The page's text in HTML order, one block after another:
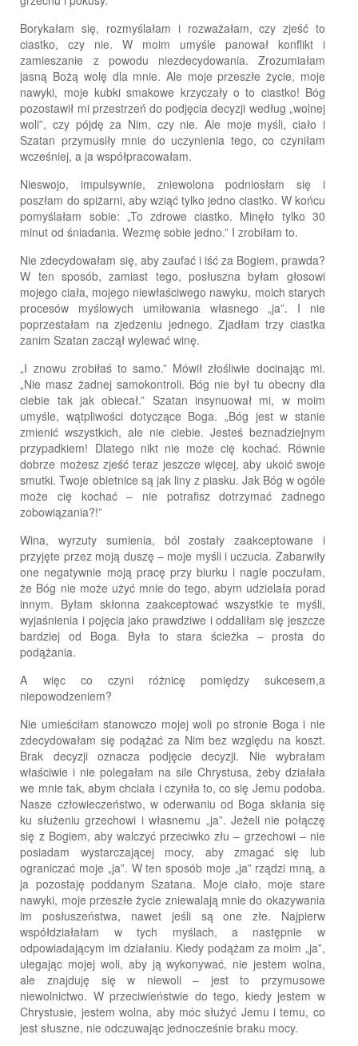
Borykałam się, rozmyślałam i rozważałam, czy zjeść to
ciastko, czy nie. W moim umyśle panował konflikt i
zamieszanie z powodu niezdecydowania. Zrozumiałam
jasną Bożą wolę dla mnie. Ale moje przeszłe życie, moje
nawyki, moje kubki smakowe krzyczały o to ciastko! Bóg
pozostawił mi przestrzeń do podjęcia decyzji według „wolnej
woli”, czy pójdę za Nim, czy nie. Ale moje myśli, ciało i
Szatan przymusiły mnie do uczynienia tego, co czyniłam
wcześniej, a ja współpracowałam.
Nieswojo, impulsywnie, zniewolona podniosłam się i
poszłam do spiżarni, aby wziąć tylko jedno ciastko. W końcu
pomyślałam sobie: „To zdrowe ciastko. Minęło tylko 30
minut od śniadania. Wezmę sobie jedno.” I zrobiłam to.
Nie zdecydowałam się, aby zaufać i iść za Bogiem, prawda?
W ten sposób, zamiast tego, posłuszna byłam głosowi
mojego ciała, mojego niewłaściwego nawyku, moich starych
procesów myślowych umiłowania własnego „ja”. I nie
poprzestałam na zjedzeniu jednego. Zjadłam trzy ciastka
zanim Szatan zaczął wylewać winę.
„I znowu zrobiłaś to samo.” Mówił złośliwie docinając mi.
„Nie masz żadnej samokontroli. Bóg nie był tu obecny dla
ciebie tak jak obiecał.” Szatan insynuował mi, w moim
umyśle, wątpliwości dotyczące Boga. „Bóg jest w stanie
zmienić wszystkich, ale nie ciebie. Jesteś beznadziejnym
przypadkiem! Dlatego nikt nie może cię kochać. Równie
dobrze możesz zjeść teraz jeszcze więcej, aby ukoić swoje
smutki. Twoje obietnice są jak liny z piasku. Jak Bóg w ogóle
może cię kochać – nie potrafisz dotrzymać żadnego
zobowiązania?!”
Wina, wyrzuty sumienia, ból zostały zaakceptowane i
przyjęte przez moją duszę – moje myśli i uczucia. Zabarwiły
one negatywnie moją pracę przy biurku i nagle poczułam,
że Bóg nie może użyć mnie do tego, abym udzielała porad
innym. Byłam skłonna zaakceptować wszystkie te myśli,
wyjaśnienia i pojęcia jako prawdziwe i oddaliłam się jeszcze
bardziej od Boga. Była to stara ścieżka – prosta do
podążania.
A więc co czyni różnicę pomiędzy sukcesem,a
niepowodzeniem?
Nie umieściłam stanowczo mojej woli po stronie Boga i nie
zdecydowałam się podążać za Nim bez względu na koszt.
Brak decyzji oznacza podjęcie decyzji. Nie wybrałam
właściwie i nie polegałam na sile Chrystusa, żeby działała
we mnie tak, abym chciała i czyniła to, co się Jemu podoba.
Nasze człowieczeństwo, w oderwaniu od Boga skłania się
ku służeniu grzechowi i własnemu „ja”. Jeżeli nie połączę
się z Bogiem, aby walczyć przeciwko złu – grzechowi – nie
posiadam wystarczającej mocy, aby zmagać się lub
ograniczać moje „ja”. W ten sposób moje „ja” rządzi mną, a
ja pozostaję poddanym Szatana. Moje ciało, moje stare
nawyki, moje przeszłe życie zniewalają mnie do okazywania
im posłuszeństwa, nawet jeśli są one złe. Najpierw
współdziałałam w tych myślach, a następnie w
odpowiadającym im działaniu. Kiedy podążam za moim „ja”,
ulegając mojej woli, aby ją wykonywać, nie jestem wolna,
ale znajduję się w niewoli – jest to przymusowe
niewolnictwo. W przeciwieństwie do tego, kiedy jestem w
Chrystusie, jestem wolna, aby móc służyć Jemu i temu, co
jest słuszne, nie odczuwając jednocześnie braku mocy.